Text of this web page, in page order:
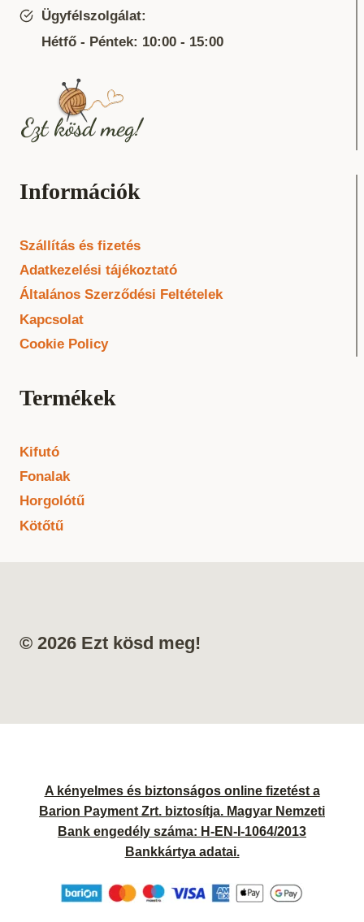
Ügyfélszolgálat:
Hétfő - Péntek: 10:00 - 15:00
Információk
Szállítás és fizetés
Adatkezelési tájékoztató
Általános Szerződési Feltételek
Kapcsolat
Cookie Policy
Termékek
Kifutó
Fonalak
Horgolótű
Kötőtű
© 2026 Ezt kösd meg!
A kényelmes és biztonságos online fizetést a
Barion Payment Zrt. biztosítja. Magyar Nemzeti
Bank engedély száma: H-EN-I-1064/2013
Bankkártya adatai.